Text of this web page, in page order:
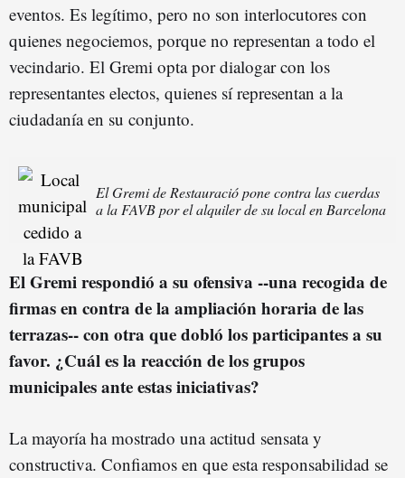
eventos. Es legítimo, pero no son interlocutores con
quienes negociemos, porque no representan a todo el
vecindario. El Gremi opta por dialogar con los
representantes electos, quienes sí representan a la
ciudadanía en su conjunto.
El Gremi de Restauració pone contra las cuerdas
a la FAVB por el alquiler de su local en Barcelona
El Gremi respondió a su ofensiva --una recogida de
firmas en contra de la ampliación horaria de las
terrazas-- con otra que dobló los participantes a su
favor. ¿Cuál es la reacción de los grupos
municipales ante estas iniciativas?
La mayoría ha mostrado una actitud sensata y
constructiva. Confiamos en que esta responsabilidad se